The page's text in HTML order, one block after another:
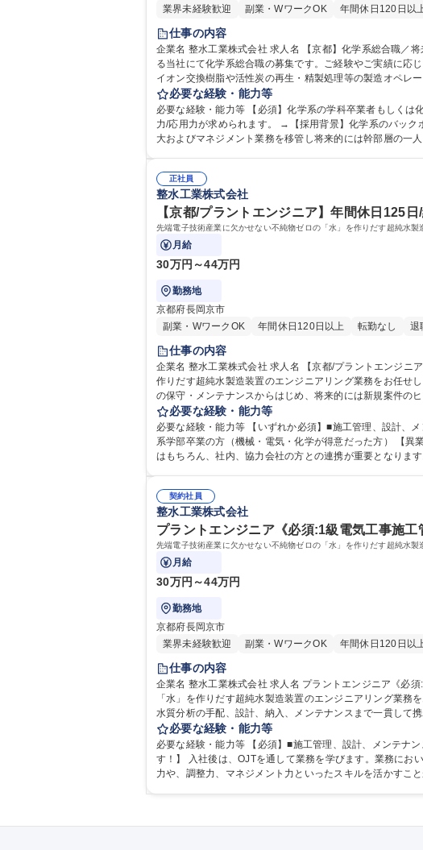
業界未経験歓迎
副業・WワークOK 年間休日120日以
仕事の内容
企業名 整水工業株式会社 求人名 【京都】化学系総合職／将来の幹部候補／純水装置の製造・管理／年休125 仕事の内容 純水・超純水製造装置のリーディングカンパニーであ
る当社にて化学系総合職の募集です。ご経験やご実績に応じ、ポジシ
イオン交換樹脂や活性炭の再生・精製処理等の製造オペレ
ーションを行い、技術の多角的な視点を養います。 将来的にはグループ全体
幹部候補／純水装置の製造・管理／年休125
必要な経験・能力等
必要な経験・能力等 【必須】化学系の学科卒業者もしく
力/応用力が求められます。 →【採用背景】化学系のバックボーンをもつ幹部の後任者の採用となります。まずはご経験に応じた業務をお任せし、数年かけて業務の範囲の拡
大およびマネジメント業務を移管し将来的には幹部層の一人となって当社を牽引
正社員
整水工業株式会社
【京都/プラントエンジニア】年間休日125
先端電子技術産業に欠かせない不純物ゼロの「水」を作りだす超純水
月給
30万円～44万円
勤務地
京都府長岡京市
副業・WワークOK
年間休日120日以上 転勤なし 退
仕事の内容
企業名 整水工業株式会社 求人名 【京都/プラントエンジニア】年間休日125日/経験を活かせる/高い定着率/ 仕事の内容 先端電子技術産業に欠かせない不純物ゼロの「水」を
作りだす超純水製造装置のエンジニアリング業務をお任せします。
の保守・メンテナンスからはじめ、将来的には新規案件の
う業務は含まない 【自社製品例】 ●電子・半導体業界向け
く浄水装置 他 募集職種 【京都/プラントエンジニア
必要な経験・能力等
必要な経験・能力等 【いずれか必須】■施工管理、設計、
系学部卒業の方（機械・電気・化学が得意だった方） 【異業界、異職種の方でもご経験を活かせます！】 入社後は、OJTを通して業務を学びます。業務においては、取引先
はもちろん、社内、協力会社の方との連携が重要となりま
契約社員
整水工業株式会社
プラントエンジニア《必須:1級電気工事施
先端電子技術産業に欠かせない不純物ゼロの「水」を作りだす超純水製
月給
30万円～44万円
勤務地
京都府長岡京市
業界未経験歓迎
副業・WワークOK 年間休日120日以
仕事の内容
企業名 整水工業株式会社 求人名 プラントエンジニア《必須:1級電気工事施工管理技士》セカンドキャリア歓迎 仕事の内容 先端電子技術産業に欠かせない不純物ゼロの
「水」を作りだす超純水製造装置のエンジニアリング業務をお任せします。 【具体的に】既設設備の保守・メンテナンスからはじめ、
水質分析の手配、設計、納入、メンテナンスまで一貫して
置 ●飲料水、化粧品の原料として使われる純水精製用の浄化装置 ●各種工場の排水から
理技士》セカンドキャリア歓迎
必要な経験・能力等
必要な経験・能力等 【必須】■施工管理、設計、メンテナンスなどの業務経験
す！】 入社後は、OJTを通して業務を学びます。業務にお
力や、調整力、マネジメント力といったスキルを活かすこ